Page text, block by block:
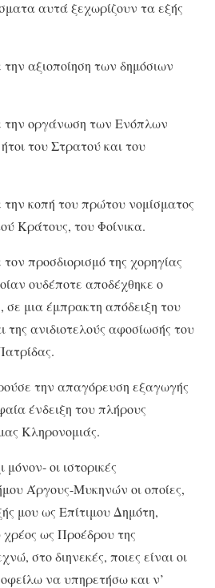
αυτά ξεχωρίζουν τα εξής
αξιοποίηση των δημόσιων
την οργάνωση των Ενόπλων
του Στρατού και του
κοπή του πρώτου νομίσματος
Κράτους, του Φοίνικα.
προσδιορισμό της χορηγίας
ουδέποτε αποδέχθηκε ο
σε μια έμπρακτη απόδειξη του
της ανιδιοτελούς αφοσίωσής του
την απαγόρευση εξαγωγής
ένδειξη του πλήρους
Κληρονομιάς.
οι ιστορικές
Άργους-Μυκηνών οι οποίες,
μου ως Επίτιμου Δημότη,
χρέος ως Προέδρου της
στο διηνεκές, ποιες είναι οι
να υπηρετήσω και ν’